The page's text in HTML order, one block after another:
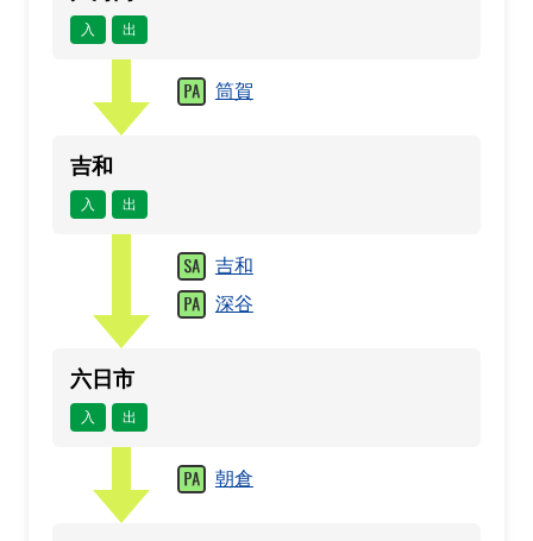
入 出
筒賀
吉和
入 出
吉和
深谷
六日市
入 出
朝倉